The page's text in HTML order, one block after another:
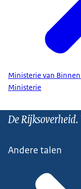
Ministerie van
Ministerie
De
Andere talen